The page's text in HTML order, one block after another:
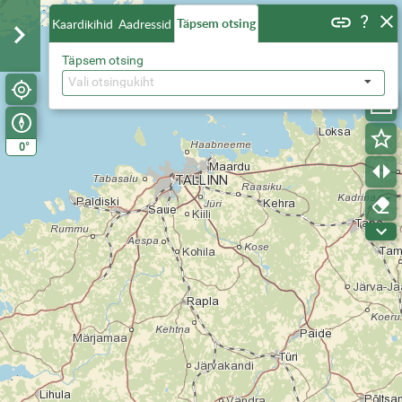
0°
Kaardikihid Aadressid Täpsem otsing
Täpsem otsing
Vali otsingukiht